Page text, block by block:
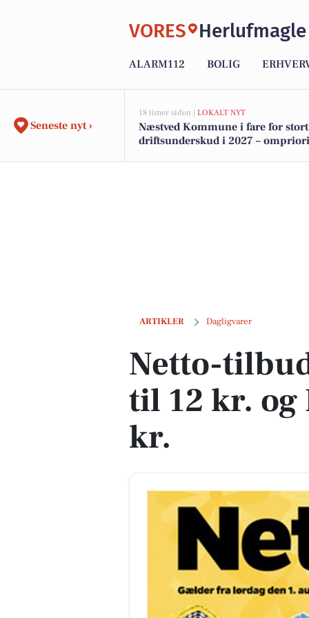
VORES Herlufmagle
ALARM112 BOLIG
Seneste nyt ›
18 timer siden | LOKALT NYT
Næstved Kommune i fare for stort
driftsunderskud i 2027 –
ARTIKLER Dagligvarer
Netto-tilbud: Kohberg brød til 12 kr.
Netto-
til 12 kr.
kr.